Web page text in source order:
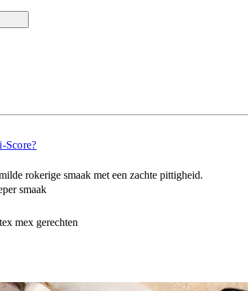
Score?
rokerige smaak met een zachte pittigheid.
smaak
mex gerechten